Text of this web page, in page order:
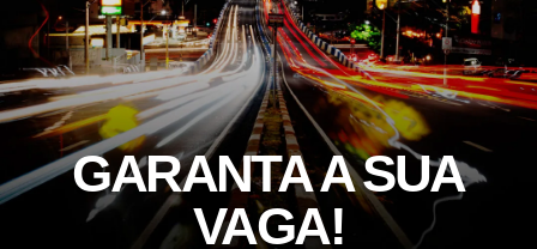
GARANTA A SUA
VAGA!